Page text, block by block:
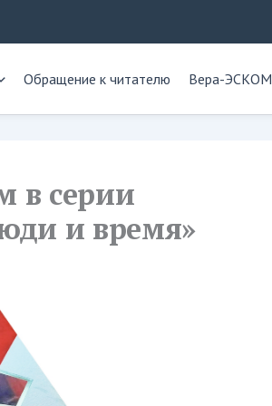
Обращение к читателю Вера-ЭСКОМ
в серии
и время»